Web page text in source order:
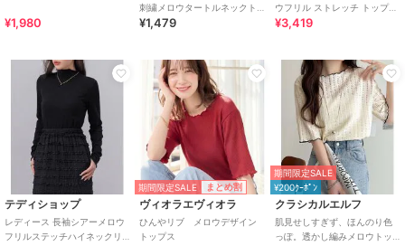
¥1,980
刺繍メロウタートルネックト
ップス
¥1,479
ウフリル ストレッチ トップス
長袖 プルオーバー レディース
¥3,419
テディショップ
レディース 長袖シアーメロウ
フリルステッチハイネックリ
期間限定SALE まとめ割
ヴィオラエヴィオラ
ひんやリブ メロウデザイン
トップス
期間限定SALE
¥200ｸｰﾎﾟﾝ
クラシカルエルフ
肌見せしすぎず、ほんのり色
っぽ。透かし編みメロウトッ